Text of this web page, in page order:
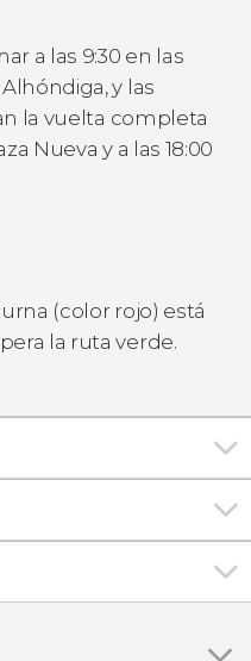
a las 9:30 en las
y las
la vuelta completa
Nueva y a las 18:00
(color rojo) está
la ruta verde.